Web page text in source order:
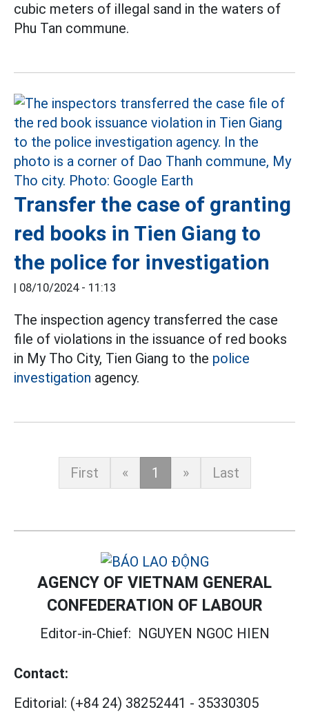
cubic meters of illegal sand in the waters of
Phu Tan commune.
Transfer the case of granting
red books in Tien Giang to
the police for investigation
| 08/10/2024 - 11:13
The inspection agency transferred the case
file of violations in the issuance of red books
in My Tho City, Tien Giang to the police
investigation agency.
First « 1 » Last
AGENCY OF VIETNAM GENERAL
CONFEDERATION OF LABOUR
Editor-in-Chief: NGUYEN NGOC HIEN
Contact:
Editorial: (+84 24) 38252441 - 35330305